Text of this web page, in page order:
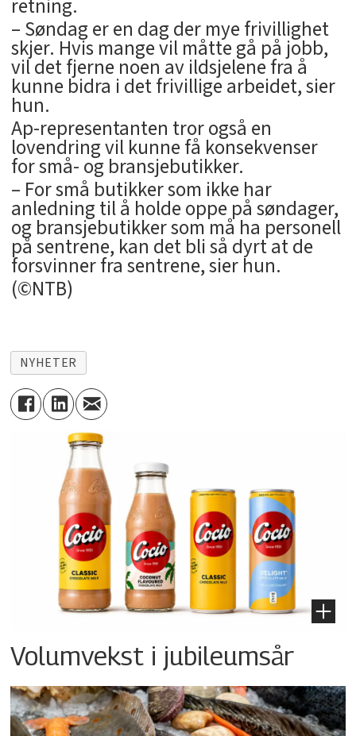
retning.
– Søndag er en dag der mye frivillighet
skjer. Hvis mange vil måtte gå på jobb,
vil det fjerne noen av ildsjelene fra å
kunne bidra i det frivillige arbeidet, sier
hun.
Ap-representanten tror også en
lovendring vil kunne få konsekvenser
for små- og bransjebutikker.
– For små butikker som ikke har
anledning til å holde oppe på søndager,
og bransjebutikker som må ha personell
på sentrene, kan det bli så dyrt at de
forsvinner fra sentrene, sier hun.
(©NTB)
NYHETER
Volumvekst i jubileumsår